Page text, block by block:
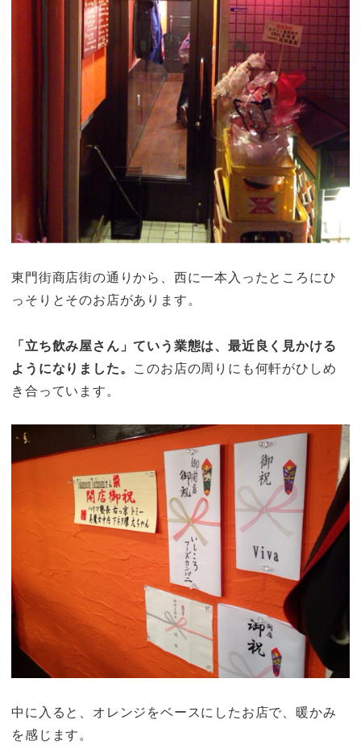
東門街商店街の通りから、西に一本入ったところにひ
っそりとそのお店があります。
「立ち飲み屋さん」ていう業態は、最近良く見かける
ようになりました。 このお店の周りにも何軒がひしめ
き合っています。
中に入ると、オレンジをベースにしたお店で、暖かみ
を感じます。